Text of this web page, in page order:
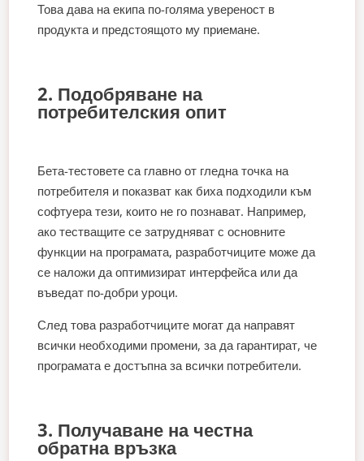
Това дава на екипа по-голяма увереност в
продукта и предстоящото му приемане.
2. Подобряване на
потребителския опит
Бета-тестовете са главно от гледна точка на
потребителя и показват как биха подходили към
софтуера тези, които не го познават. Например,
ако тестващите се затрудняват с основните
функции на програмата, разработчиците може да
се наложи да оптимизират интерфейса или да
въведат по-добри уроци.
След това разработчиците могат да направят
всички необходими промени, за да гарантират, че
програмата е достъпна за всички потребители.
3. Получаване на честна
обратна връзка